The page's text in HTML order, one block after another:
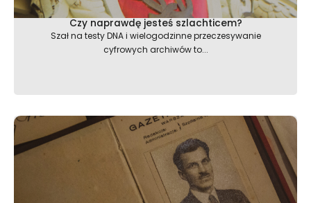
Czy naprawdę jesteś szlachticem?
Szał na testy DNA i wielogodzinne przeczesywanie
cyfrowych archiwów to...